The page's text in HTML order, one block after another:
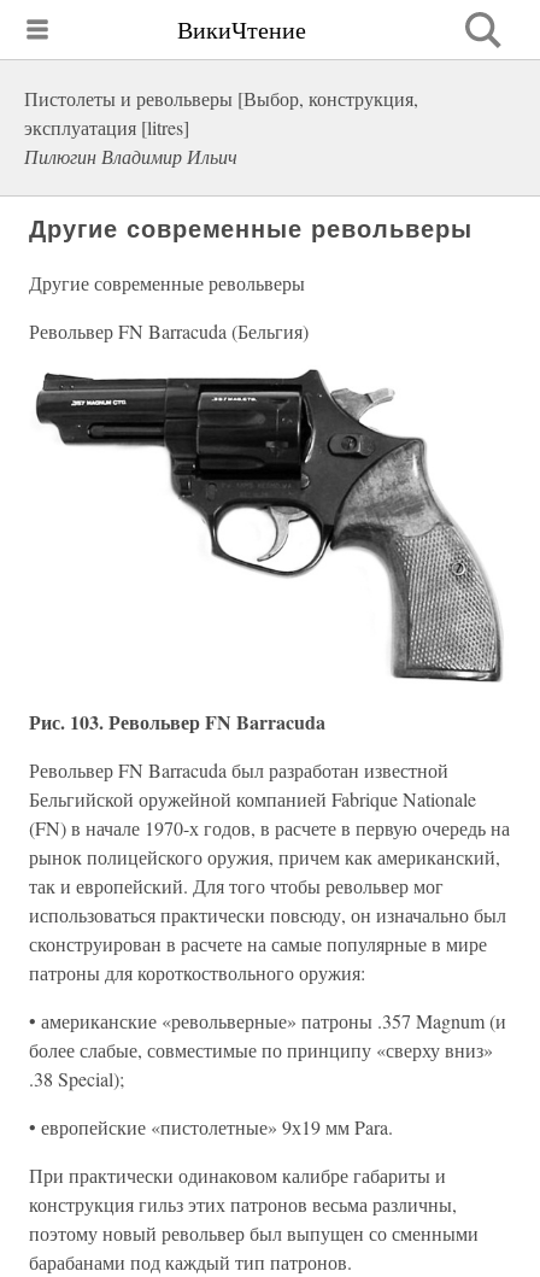
ВикиЧтение
Пистолеты и револьверы [Выбор, конструкция,
эксплуатация [litres]
Пилюгин Владимир Ильич
Другие современные револьверы
Другие современные револьверы
Револьвер FN Barracuda (Бельгия)
Рис. 103. Револьвер FN Barracuda
Револьвер FN Barracuda был разработан известной
Бельгийской оружейной компанией Fabrique Nationale
(FN) в начале 1970-х годов, в расчете в первую очередь на
рынок полицейского оружия, причем как американский,
так и европейский. Для того чтобы револьвер мог
использоваться практически повсюду, он изначально был
сконструирован в расчете на самые популярные в мире
патроны для короткоствольного оружия:
• американские «револьверные» патроны .357 Magnum (и
более слабые, совместимые по принципу «сверху вниз»
.38 Special);
• европейские «пистолетные» 9х19 мм Para.
При практически одинаковом калибре габариты и
конструкция гильз этих патронов весьма различны,
поэтому новый револьвер был выпущен со сменными
барабанами под каждый тип патронов.